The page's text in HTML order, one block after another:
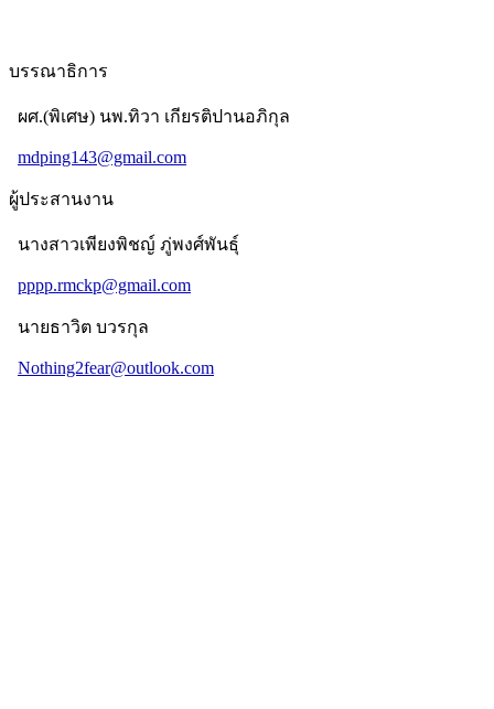
บรรณาธิการ
ผศ.(พิเศษ) นพ.ทิวา เกียรติปานอภิกุล
mdping143@gmail.com
ผู้ประสานงาน
นางสาวเพียงพิชญ์ ภู่พงศ์พันธุ์
pppp.rmckp@gmail.com
นายธาวิต บวรกุล
Nothing2fear@outlook.com